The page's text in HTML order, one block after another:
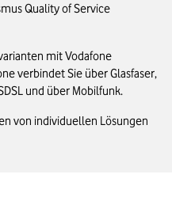
Quality of Service
mit Vodafone
verbindet Sie über Glasfaser,
und über Mobilfunk.
von individuellen Lösungen